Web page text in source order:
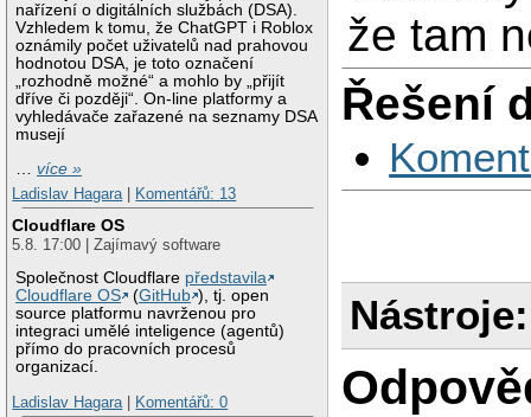
nařízení o digitálních službách (DSA).
Vzhledem k tomu, že ChatGPT i Roblox
oznámily počet uživatelů nad prahovou
hodnotou DSA, je toto označení
„rozhodně možné“ a mohlo by „přijít
dříve či později“. On-line platformy a
vyhledávače zařazené na seznamy DSA
musejí
…více »
Ladislav Hagara| Komentářů: 13
Cloudflare OS
5.8. 17:00 | Zajímavý software
Společnost Cloudflare představila
Cloudflare OS
(GitHub ), tj. open
source platformu navrženou pro
integraci umělé inteligence (agentů)
přímo do pracovních procesů
organizací.
Ladislav Hagara| Komentářů: 0
že tam
Řešení
Nástroje: